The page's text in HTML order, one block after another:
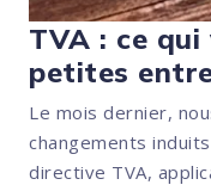
TVA : ce
petites
Le mois dernier,
changements
directive TVA,